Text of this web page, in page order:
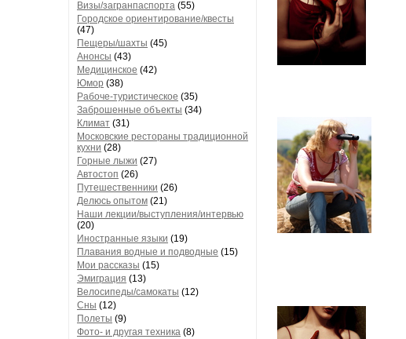
Визы/загранпаспорта (55)
Городское ориентирование/квесты
(47)
Пещеры/шахты (45)
Анонсы (43)
Медицинское (42)
Юмор (38)
Рабоче-туристическое (35)
Заброшенные объекты (34)
Климат (31)
Московские рестораны традиционной
кухни (28)
Горные лыжи (27)
Автостоп (26)
Путешественники (26)
Делюсь опытом (21)
Наши лекции/выступления/интервью
(20)
Иностранные языки (19)
Плавания водные и подводные (15)
Мои рассказы (15)
Эмиграция (13)
Велосипеды/самокаты (12)
Сны (12)
Полеты (9)
Фото- и другая техника (8)